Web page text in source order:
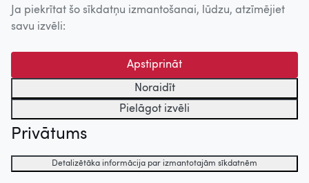
Ja piekrītat šo sīkdatņu izmantošanai, lūdzu, atzīmējiet
savu izvēli:
Apstiprināt
Noraidīt
Pielāgot izvēli
Privātums
Detalizētāka informācija par izmantotajām sīkdatnēm